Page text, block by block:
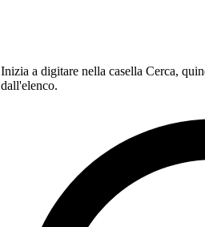
Inizia a digitare nella casella Cerca,
dall'elenco.